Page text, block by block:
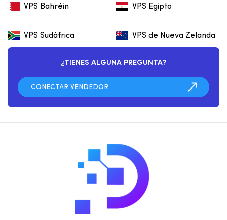
VPS Bahréin VPS Egipto
VPS Sudáfrica VPS de Nueva Zelanda
¿TIENES ALGUNA PREGUNTA?